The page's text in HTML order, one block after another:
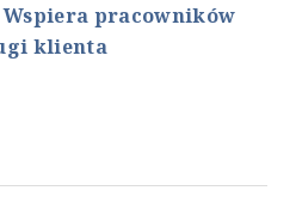
pracowników
klienta